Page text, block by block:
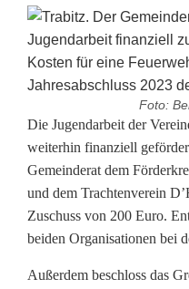
Foto:
T
r
a
b
i
Die Jugendarbeit der
weiterhin finanziell
Gemeinderat dem
und dem Trachtenverein
Zuschuss von 200 Euro.
beiden Organisationen bei
Außerdem beschloss das